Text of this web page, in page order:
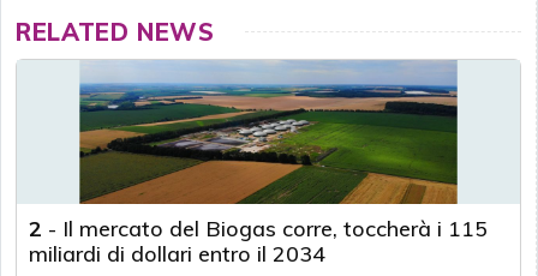
RELATED NEWS
2 - Il mercato del Biogas corre, toccherà i 115
miliardi di dollari entro il 2034